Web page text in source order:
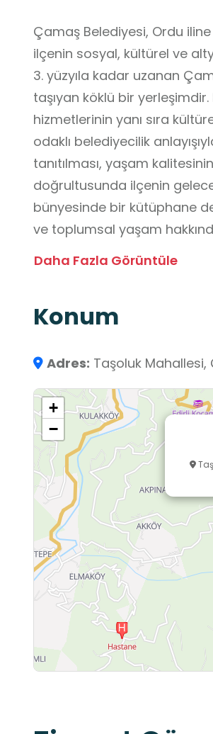
Çamaş Belediyesi, Ordu
ilçenin sosyal, kültürel ve
3. yüzyıla kadar uzanan
taşıyan köklü bir
hizmetlerinin yanı sıra
odaklı belediyecilik
tanıtılması, yaşam
doğrultusunda ilçenin
bünyesinde bir kütüphane
ve toplumsal yaşam
Daha Fazla Görüntüle
Konum
Adres: Taşoluk
+
−